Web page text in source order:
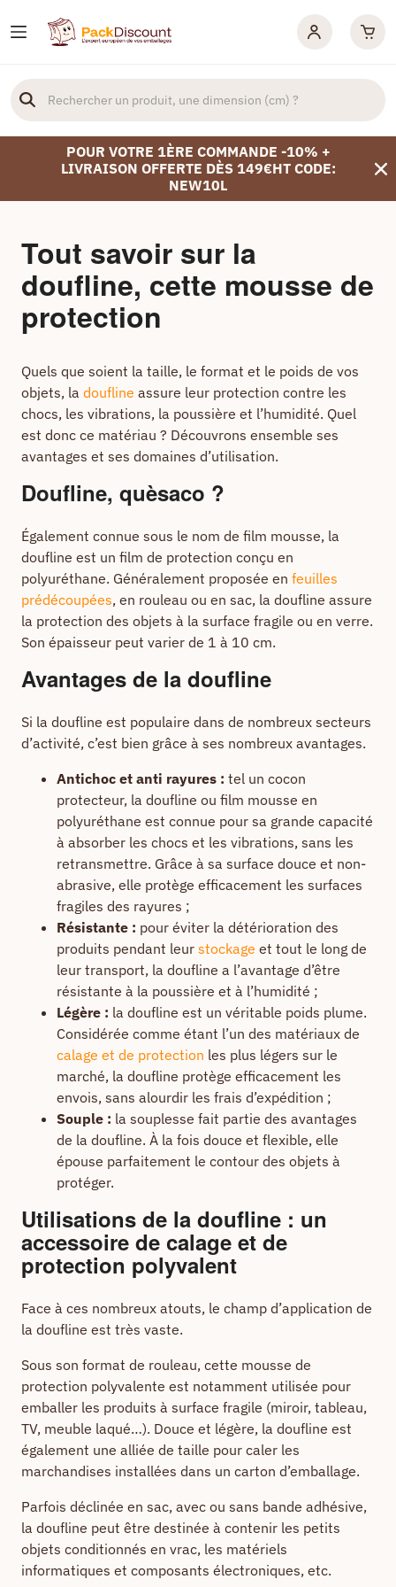
POUR VOTRE 1ÈRE COMMANDE -10% +
LIVRAISON OFFERTE DÈS 149€HT CODE:
NEW10L
Tout savoir sur la
doufline, cette mousse de
protection
Quels que soient la taille, le format et le poids de vos
objets, la doufline assure leur protection contre les
chocs, les vibrations, la poussière et l’humidité. Quel
est donc ce matériau ? Découvrons ensemble ses
avantages et ses domaines d’utilisation.
Doufline, quèsaco ?
Également connue sous le nom de film mousse, la
doufline est un film de protection conçu en
polyuréthane. Généralement proposée en feuilles
prédécoupées, en rouleau ou en sac, la doufline assure
la protection des objets à la surface fragile ou en verre.
Son épaisseur peut varier de 1 à 10 cm.
Avantages de la doufline
Si la doufline est populaire dans de nombreux secteurs
d’activité, c’est bien grâce à ses nombreux avantages.
Antichoc et anti rayures : tel un cocon
protecteur, la doufline ou film mousse en
polyuréthane est connue pour sa grande capacité
à absorber les chocs et les vibrations, sans les
retransmettre. Grâce à sa surface douce et non-
abrasive, elle protège efficacement les surfaces
fragiles des rayures ;
Résistante : pour éviter la détérioration des
produits pendant leur stockage et tout le long de
leur transport, la doufline a l’avantage d’être
résistante à la poussière et à l’humidité ;
Légère : la doufline est un véritable poids plume.
Considérée comme étant l’un des matériaux de
calage et de protection les plus légers sur le
marché, la doufline protège efficacement les
envois, sans alourdir les frais d’expédition ;
Souple : la souplesse fait partie des avantages
de la doufline. À la fois douce et flexible, elle
épouse parfaitement le contour des objets à
protéger.
Utilisations de la doufline : un
accessoire de calage et de
protection polyvalent
Face à ces nombreux atouts, le champ d’application de
la doufline est très vaste.
Sous son format de rouleau, cette mousse de
protection polyvalente est notamment utilisée pour
emballer les produits à surface fragile (miroir, tableau,
TV, meuble laqué…). Douce et légère, la doufline est
également une alliée de taille pour caler les
marchandises installées dans un carton d’emballage.
Parfois déclinée en sac, avec ou sans bande adhésive,
la doufline peut être destinée à contenir les petits
objets conditionnés en vrac, les matériels
informatiques et composants électroniques, etc.